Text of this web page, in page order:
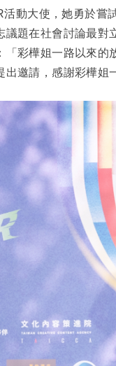
動大使，她勇於嘗
議題在社會討論最
「彩樺姐一路以來
邀請，感謝彩樺姐